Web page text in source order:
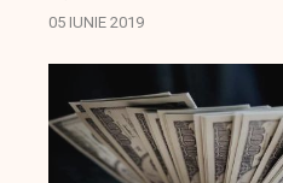
pe reprezentanții a
05 IUNIE 2019